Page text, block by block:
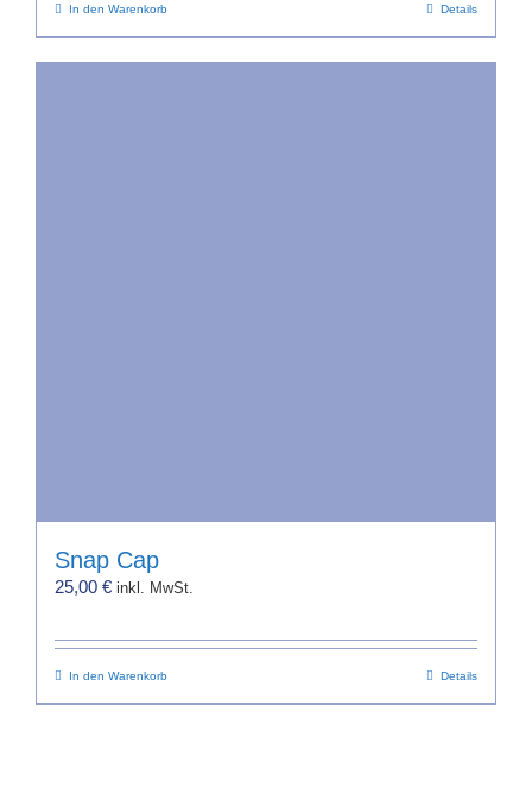
In den Warenkorb Details
Snap Cap
25,00 € inkl. MwSt.
In den Warenkorb Details